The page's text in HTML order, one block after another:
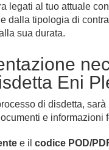
legati al tuo attuale
dalla tipologia di
sua durata.
Eni
di disdetta,
e informazioni
e ilcodice POD/